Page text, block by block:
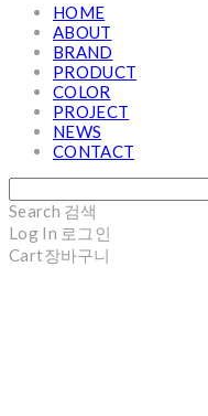
HOME
ABOUT
BRAND
PRODUCT
COLOR
PROJECT
NEWS
CONTACT
Search 검색
Log In 로그인
Cart장바구니